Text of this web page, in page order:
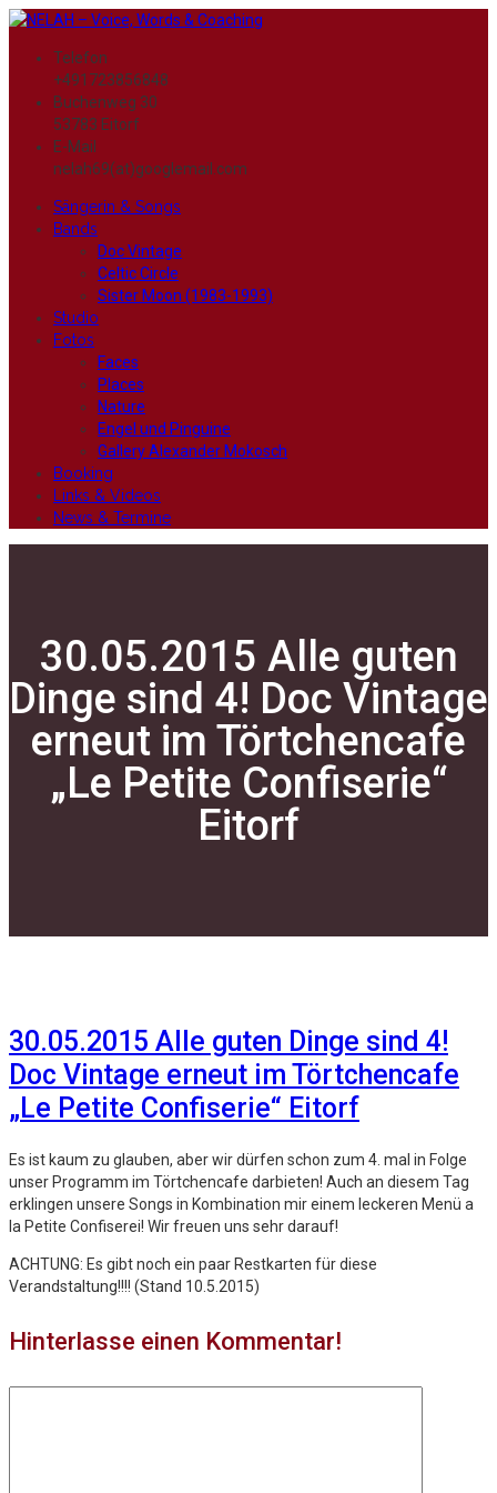
Telefon
+491723856848
Buchenweg 30
53783 Eitorf
E-Mail
nelah69(at)googlemail.com
Sängerin & Songs
Bands
Doc Vintage
Celtic Circle
Sister Moon (1983-1993)
Studio
Fotos
Faces
Places
Nature
Engel und Pinguine
Gallery Alexander Mokosch
Booking
Links & Videos
News & Termine
30.05.2015 Alle guten
Dinge sind 4! Doc Vintage
erneut im Törtchencafe
„Le Petite Confiserie“
Eitorf
30.05.2015 Alle guten Dinge sind 4!
Doc Vintage erneut im Törtchencafe
„Le Petite Confiserie“ Eitorf
Es ist kaum zu glauben, aber wir dürfen schon zum 4. mal in Folge
unser Programm im Törtchencafe darbieten! Auch an diesem Tag
erklingen unsere Songs in Kombination mir einem leckeren Menü a
la Petite Confiserei! Wir freuen uns sehr darauf!
ACHTUNG: Es gibt noch ein paar Restkarten für diese
Verandstaltung!!!! (Stand 10.5.2015)
Hinterlasse einen Kommentar!